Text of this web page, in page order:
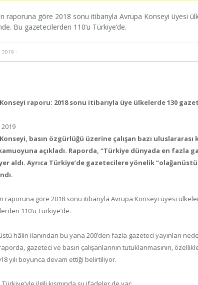
raporuna göre 2018 sonu itibarıyla Avrupa Konseyi üyesi
Bu gazetecilerden 110’u Türkiye’de.
2019 ·
raporu: 2018 sonu itibarıyla üye ülkelerde 130
basın özgürlüğü üzerine çalışan bazı
açıkladı. Raporda, “Türkiye dünyada en fazla
aldı. Ayrıca Türkiye’de gazetecilere yönelik “olağanüstü
raporuna göre 2018 sonu itibarıyla Avrupa Konseyi üyesi
110’u Türkiye’de.
hâlin ilanından bu yana 200’den fazla gazeteci yayınları
gazeteci ve basın çalışanlarının tutuklanmasının,
yılı boyunca devam ettiği belirtiliyor.